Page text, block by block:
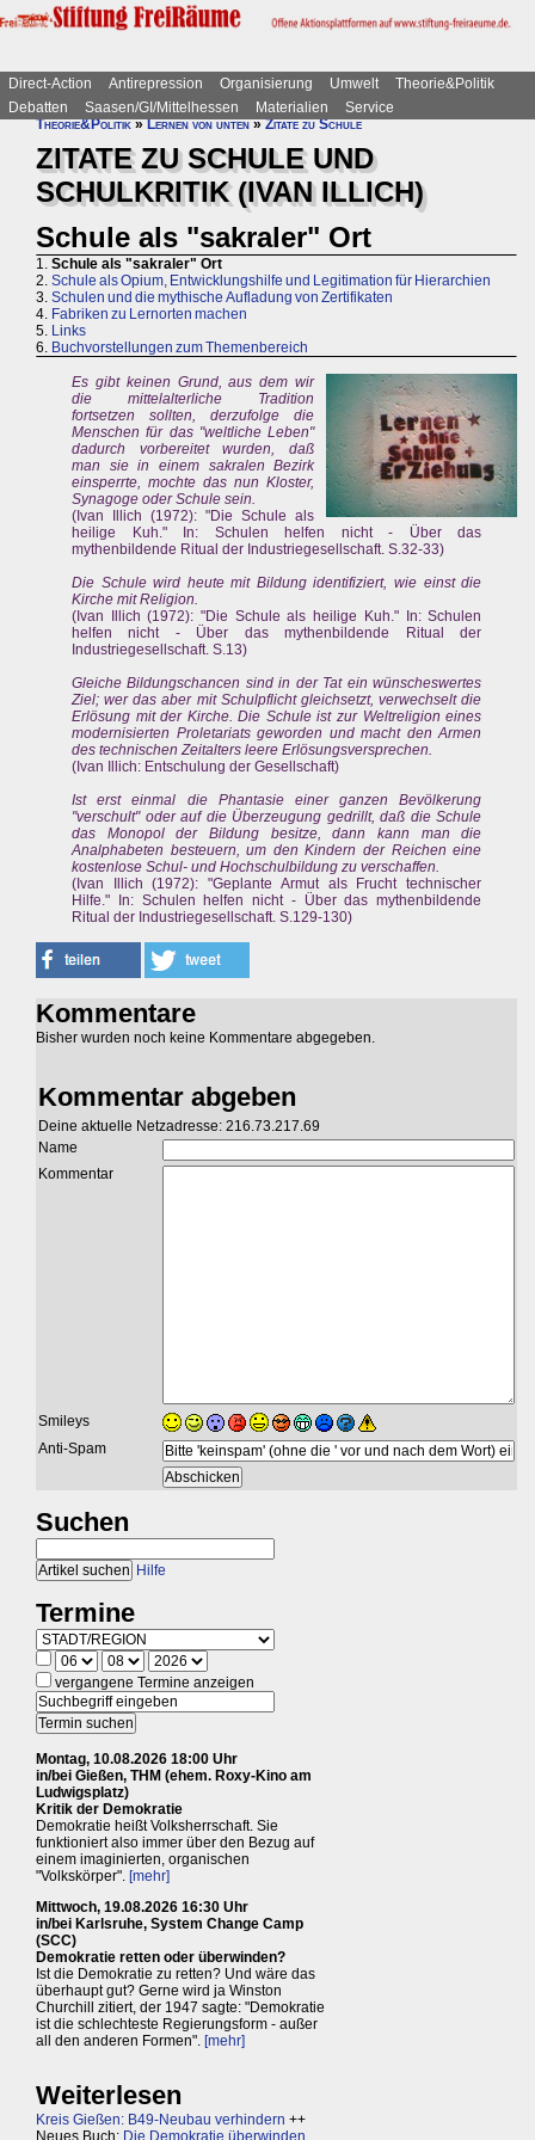
Direct-Action Antirepression Organisierung Umwelt
Theorie&Politik
Debatten
Saasen/GI/Mittelhessen Materialien
Service
Theorie&Politik»Lernen von unten»Zitate zu Schule
ZITATE ZU SCHULE UND
SCHULKRITIK (IVAN ILLICH)
Schule als "sakraler" Ort
1. Schule als "sakraler" Ort
2. Schule als Opium, Entwicklungshilfe und Legitimation für Hierarchien
3. Schulen und die mythische Aufladung von Zertifikaten
4. Fabriken zu Lernorten machen
5. Links
6. Buchvorstellungen zum Themenbereich
Es gibt keinen Grund, aus dem wir
die mittelalterliche Tradition
fortsetzen sollten, derzufolge die
Menschen für das "weltliche Leben"
dadurch vorbereitet wurden, daß
man sie in einem sakralen Bezirk
einsperrte, mochte das nun Kloster,
Synagoge oder Schule sein.
(Ivan Illich (1972): "Die Schule als
heilige Kuh." In: Schulen helfen nicht - Über das
mythenbildende Ritual der Industriegesellschaft. S.32-33)
Die Schule wird heute mit Bildung identifiziert, wie einst die
Kirche mit Religion.
(Ivan Illich (1972): "Die Schule als heilige Kuh." In: Schulen
helfen nicht - Über das mythenbildende Ritual der
Industriegesellschaft. S.13)
Gleiche Bildungschancen sind in der Tat ein wünscheswertes
Ziel; wer das aber mit Schulpflicht gleichsetzt, verwechselt die
Erlösung mit der Kirche. Die Schule ist zur Weltreligion eines
modernisierten Proletariats geworden und macht den Armen
des technischen Zeitalters leere Erlösungsversprechen.
(Ivan Illich: Entschulung der Gesellschaft)
Ist erst einmal die Phantasie einer ganzen Bevölkerung
"verschult" oder auf die Überzeugung gedrillt, daß die Schule
das Monopol der Bildung besitze, dann kann man die
Analphabeten besteuern, um den Kindern der Reichen eine
kostenlose Schul- und Hochschulbildung zu verschaffen.
(Ivan Illich (1972): "Geplante Armut als Frucht technischer
Hilfe." In: Schulen helfen nicht - Über das mythenbildende
Ritual der Industriegesellschaft. S.129-130)
Kommentare
Bisher wurden noch keine Kommentare abgegeben.
Kommentar abgeben
Deine aktuelle Netzadresse: 216.73.217.69
Name
Kommentar
Smileys
Anti-Spam
Suchen
Hilfe
Termine
vergangene Termine anzeigen
Montag, 10.08.2026 18:00 Uhr
in/bei Gießen, THM (ehem. Roxy-Kino am
Ludwigsplatz)
Kritik der Demokratie
Demokratie heißt Volksherrschaft. Sie
funktioniert also immer über den Bezug auf
einem imaginierten, organischen
"Volkskörper". [mehr]
Mittwoch, 19.08.2026 16:30 Uhr
in/bei Karlsruhe, System Change Camp
(SCC)
Demokratie retten oder überwinden?
Ist die Demokratie zu retten? Und wäre das
überhaupt gut? Gerne wird ja Winston
Churchill zitiert, der 1947 sagte: "Demokratie
ist die schlechteste Regierungsform - außer
all den anderen Formen". [mehr]
Weiterlesen
Kreis Gießen: B49-Neubau verhindern ++